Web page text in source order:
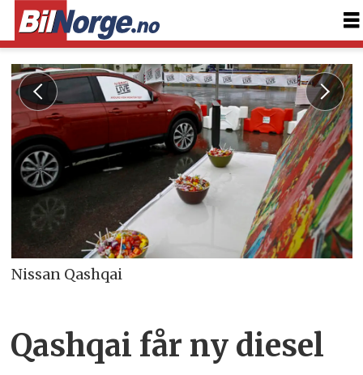
Nissan Qashqai
Qashqai får ny diesel